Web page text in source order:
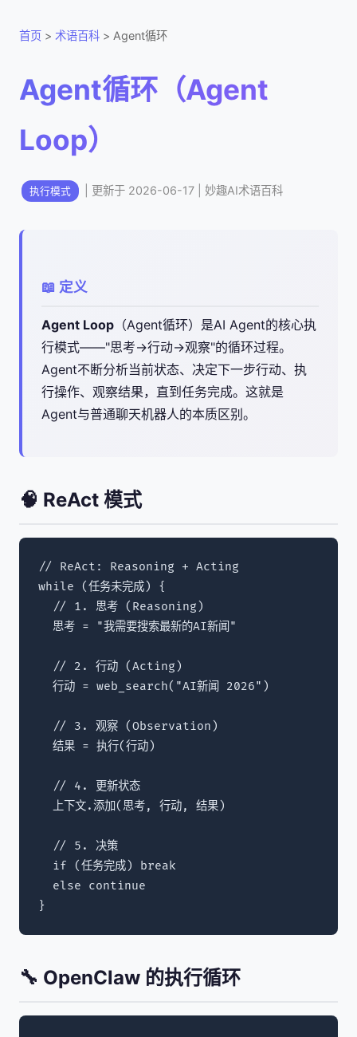
首页 > 术语百科 > Agent循环
Agent循环（Agent
Loop）
执行模式 | 更新于 2026-06-17 | 妙趣AI术语百科
📖 定义
Agent Loop （Agent循环）是AI Agent的核心执
行模式——"思考→行动→观察"的循环过程。
Agent不断分析当前状态、决定下一步行动、执
行操作、观察结果，直到任务完成。这就是
Agent与普通聊天机器人的本质区别。
🧠 ReAct 模式
// ReAct: Reasoning + Acting
while (任务未完成) {
  // 1. 思考 (Reasoning)
  思考 = "我需要搜索最新的AI新闻"
  // 2. 行动 (Acting)
  行动 = web_search("AI新闻 2026")
  // 3. 观察 (Observation)
  结果 = 执行(行动)
  // 4. 更新状态
  上下文.添加(思考, 行动, 结果)
  // 5. 决策
  if (任务完成) break
  else continue
}
🔧 OpenClaw 的执行循环